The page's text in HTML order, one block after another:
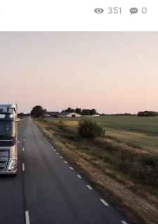
0
351